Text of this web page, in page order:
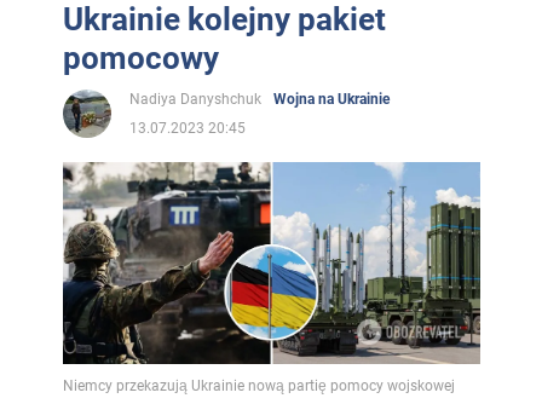
Ukrainie kolejny pakiet
pomocowy
Nadiya Danyshchuk
Wojna na Ukrainie
13.07.2023 20:45
Niemcy przekazują Ukrainie nową partię pomocy wojskowej